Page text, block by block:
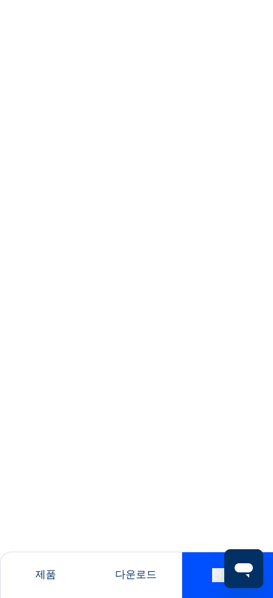
제품 다운로드 연락처